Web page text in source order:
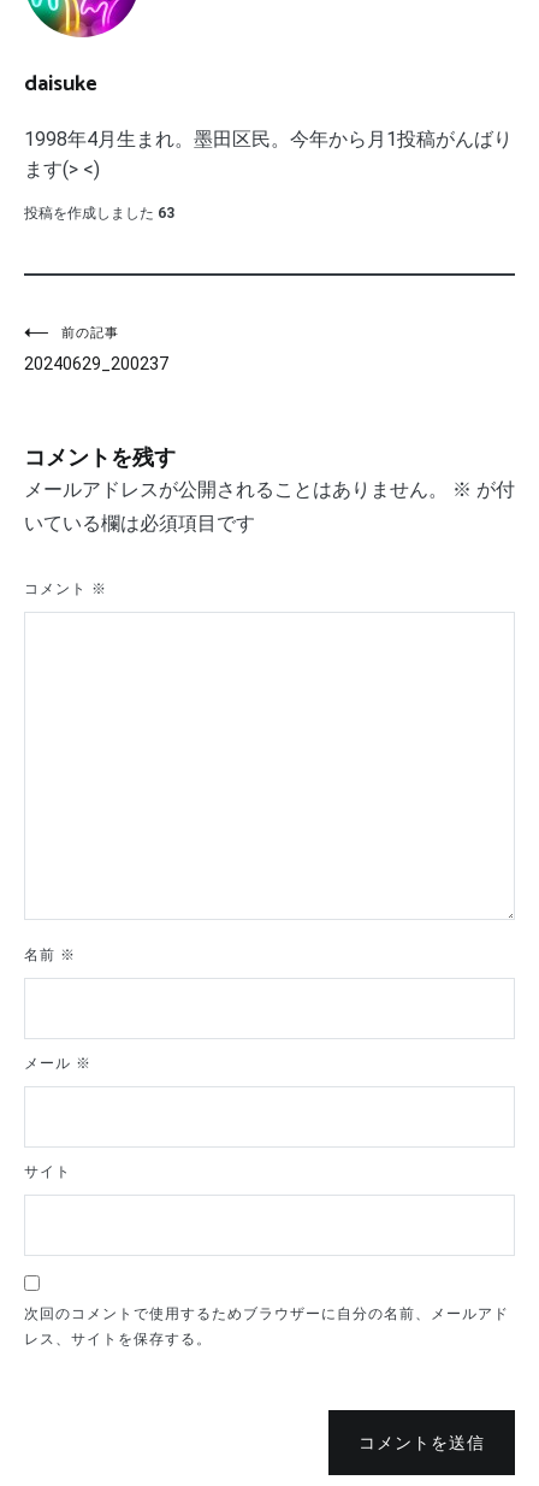
daisuke
1998年4月生まれ。墨田区民。今年から月1投稿がんばり
ます(> <)
投稿を作成しました 63
投
稿
ビ
ゲ
シ
前の記事
20240629_200237
コメントを残す
メールアドレスが公開されることはありません。 ※ が付
いている欄は必須項目です
コメント ※
名前 ※
メール ※
サイト
次回のコメントで使用するためブラウザーに自分の名前、メールアド
レス、サイトを保存する。
コメントを送信